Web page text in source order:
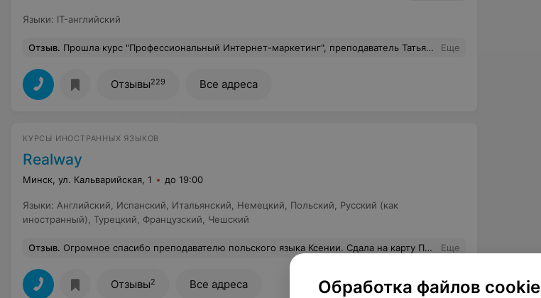
Языки: IT-английский
Отзыв. Прошла курс "Профессиональный Интернет-маркетинг", преподаватель Татьяна Лагунова. Хочу поблагодарить нашего преподавателя, за её огромный вклад в нас) Я тот человек, которому всегда было интересно это направление, на курс пришла с базовыми знаниями и без опыта работы в этой сфере. Подача материала, дополнительные материалы к изучению, помощь во всех вопросах этого направления, помощь с проектами для практики, было все и даже больше) За 2 месяца мы получили огромный багаж знаний и навыков, отработали все это на практике. Если вы ещё сомневаетесь или выбираете учебное заведение, курсы... Не сомневайтесь, приходите) Благодаря нашему преподавателю Татьяне, моя жизнь изменилась на 360 градусов и я уже работаю Интернет-маркетологом) Еще
Отзывы229 Все адреса
КУРСЫ ИНОСТРАННЫХ ЯЗЫКОВ
Realway
Минск, ул. Кальварийская, 1 до 19:00
Языки: Английский Испанский Итальянский Немецкий Польский
Русский (как
иностранный)
Турецкий Французский Чешский
Отзыв. Огромное спасибо преподавателю польского языка Ксении. Сдала на карту Поляка с первого раза!!! Еще
Отзывы2 Все адреса Обработка файлов cookie